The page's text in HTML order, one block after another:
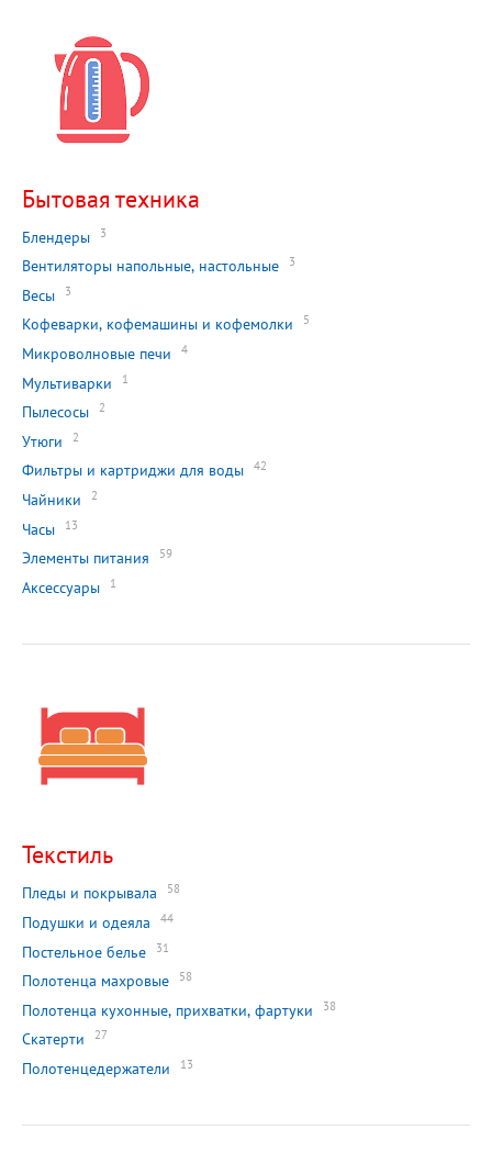
Бытовая техника
Блендеры 3
Вентиляторы напольные, настольные 3
Весы 3
Кофеварки, кофемашины и кофемолки 5
Микроволновые печи 4
Мультиварки 1
Пылесосы 2
Утюги 2
Фильтры и картриджи для воды 42
Чайники 2
Часы 13
Элементы питания 59
Аксессуары 1
Текстиль
Пледы и покрывала 58
Подушки и одеяла 44
Постельное белье 31
Полотенца махровые 58
Полотенца кухонные, прихватки, фартуки 38
Скатерти 27
Полотенцедержатели 13